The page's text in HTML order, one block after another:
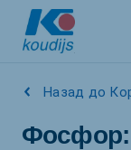
Назад до
Фосфор: